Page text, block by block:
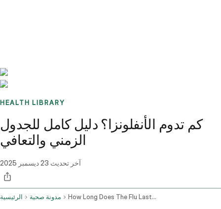
HEALTH LIBRARY
كم تدوم الأنفلونزا؟ دليل كامل للجدول
الزمني والتعافي
آخر تحديث 23 ديسمبر 2025
الرئيسية مدونة صحية How Long Does The Flu Last Complete Timeline Recovery Guide